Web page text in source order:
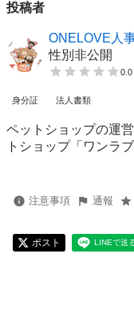
投稿者
ONELOVE人
性別非公開
0.0
身分証 法人書類
ペットショップの運
トショップ「ワンラ
注意事項 通報
ポスト LINEで送